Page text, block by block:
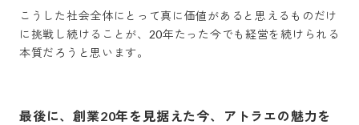
こうした社会全体にとって真に価値があると思えるものだけ
に挑戦し続けることが、20年たった今でも経営を続けられる
本質だろうと思います。
最後に、創業20年を見据えた今、アトラエの魅力を